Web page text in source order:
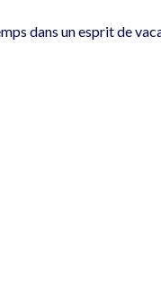
dans un esprit de